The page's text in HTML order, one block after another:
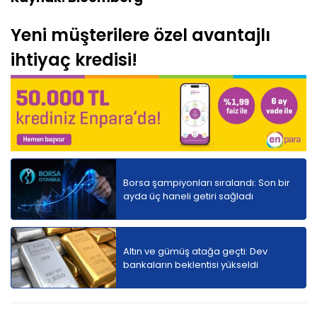
Yeni müşterilere özel avantajlı
ihtiyaç kredisi!
Borsa şampiyonları sıralandı: Son bir
ayda üç haneli getiri sağladı
Altın ve gümüş atağa geçti: Dev
bankaların beklentisi yükseldi